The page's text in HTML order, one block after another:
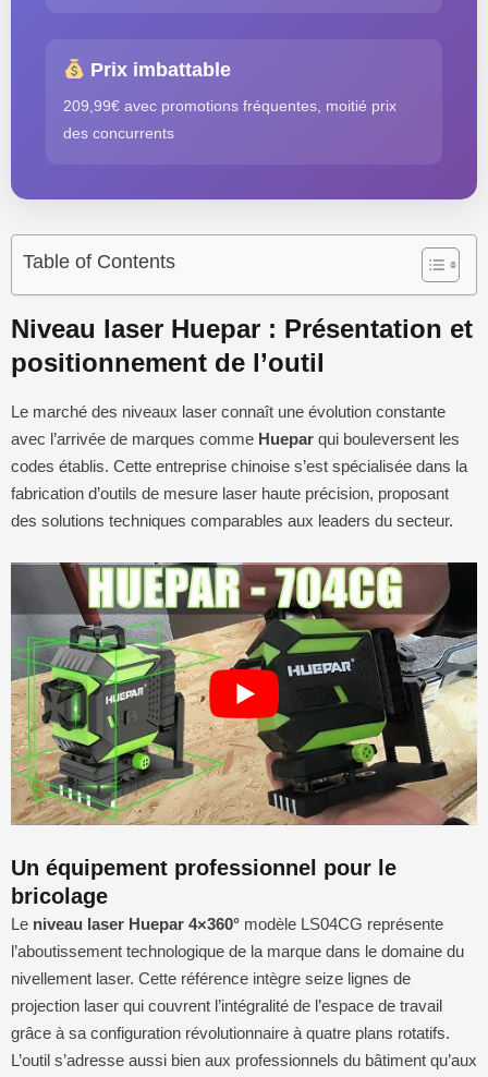
Prix imbattable
209,99€ avec promotions fréquentes, moitié prix
des concurrents
Table of Contents
Niveau laser Huepar : Présentation et
positionnement de l’outil
Le marché des niveaux laser connaît une évolution constante
avec l’arrivée de marques comme Huepar qui bouleversent les
codes établis. Cette entreprise chinoise s’est spécialisée dans la
fabrication d’outils de mesure laser haute précision, proposant
des solutions techniques comparables aux leaders du secteur.
Un équipement professionnel pour le
bricolage
Le niveau laser Huepar 4×360° modèle LS04CG représente
l’aboutissement technologique de la marque dans le domaine du
nivellement laser. Cette référence intègre seize lignes de
projection laser qui couvrent l’intégralité de l’espace de travail
grâce à sa configuration révolutionnaire à quatre plans rotatifs.
L’outil s’adresse aussi bien aux professionnels du bâtiment qu’aux